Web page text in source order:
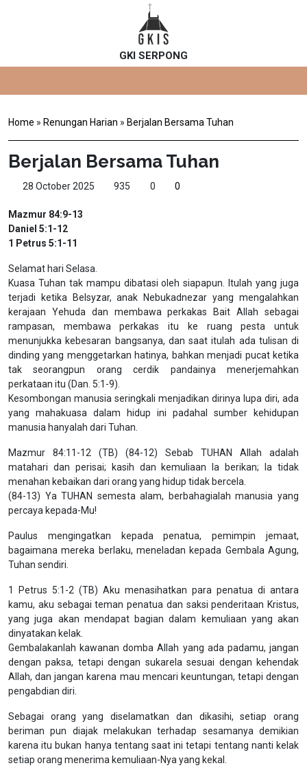
GKI SERPONG
Home » Renungan Harian » Berjalan Bersama Tuhan
Berjalan Bersama Tuhan
28 October 2025 935 0 0
Mazmur 84:9-13
Daniel 5:1-12
1 Petrus 5:1-11
Selamat hari Selasa.
Kuasa Tuhan tak mampu dibatasi oleh siapapun. Itulah yang juga
terjadi ketika Belsyzar, anak Nebukadnezar yang mengalahkan
kerajaan Yehuda dan membawa perkakas Bait Allah sebagai
rampasan, membawa perkakas itu ke ruang pesta untuk
menunjukka kebesaran bangsanya, dan saat itulah ada tulisan di
dinding yang menggetarkan hatinya, bahkan menjadi pucat ketika
tak seorangpun orang cerdik pandainya menerjemahkan
perkataan itu (Dan. 5:1-9).
Kesombongan manusia seringkali menjadikan dirinya lupa diri, ada
yang mahakuasa dalam hidup ini padahal sumber kehidupan
manusia hanyalah dari Tuhan.
Mazmur 84:11-12 (TB) (84-12) Sebab TUHAN Allah adalah
matahari dan perisai; kasih dan kemuliaan Ia berikan; Ia tidak
menahan kebaikan dari orang yang hidup tidak bercela.
(84-13) Ya TUHAN semesta alam, berbahagialah manusia yang
percaya kepada-Mu!
Paulus mengingatkan kepada penatua, pemimpin jemaat,
bagaimana mereka berlaku, meneladan kepada Gembala Agung,
Tuhan sendiri.
1 Petrus 5:1-2 (TB) Aku menasihatkan para penatua di antara
kamu, aku sebagai teman penatua dan saksi penderitaan Kristus,
yang juga akan mendapat bagian dalam kemuliaan yang akan
dinyatakan kelak.
Gembalakanlah kawanan domba Allah yang ada padamu, jangan
dengan paksa, tetapi dengan sukarela sesuai dengan kehendak
Allah, dan jangan karena mau mencari keuntungan, tetapi dengan
pengabdian diri.
Sebagai orang yang diselamatkan dan dikasihi, setiap orang
beriman pun diajak melakukan terhadap sesamanya demikian
karena itu bukan hanya tentang saat ini tetapi tentang nanti kelak
setiap orang menerima kemuliaan-Nya yang kekal.